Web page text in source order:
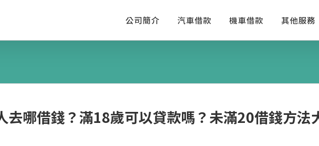
公司簡介 汽車借款 機車借款 其他服務
去哪借錢？滿18歲可以貸款嗎？未滿20借錢方法